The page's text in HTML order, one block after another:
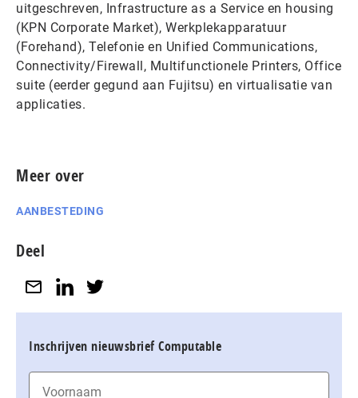
uitgeschreven, Infrastructure as a Service en housing
(KPN Corporate Market), Werkplekapparatuur
(Forehand), Telefonie en Unified Communications,
Connectivity/Firewall, Multifunctionele Printers, Office
suite (eerder gegund aan Fujitsu) en virtualisatie van
applicaties.
Meer over
AANBESTEDING
Deel
Inschrijven nieuwsbrief Computable